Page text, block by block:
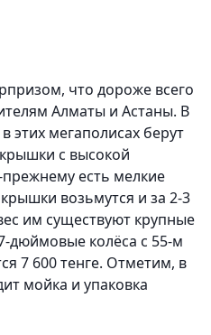
что дороже всего
Алматы и Астаны. В
мегаполисах берут
с высокой
есть мелкие
возьмутся и за 2-3
им существуют крупные
дюймовые колёса с 55-м
7 600 тенге. Отметим, в
мойка и упаковка